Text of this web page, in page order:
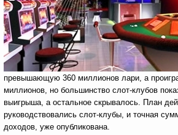
превышающую 360 миллионов лари, а
миллионов, но большинство слот-клубов
выигрыша, а остальное скрывалось. План
руководствовались слот-клубы, и точная
доходов, уже опубликована.